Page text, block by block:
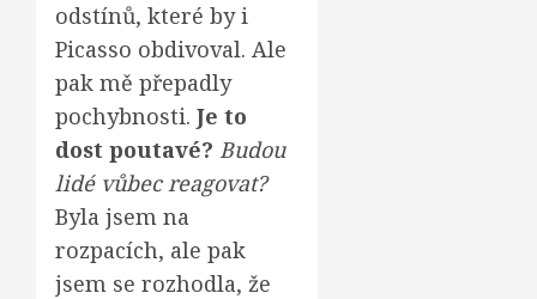
odstínů, které by i
Picasso obdivoval. Ale
pak mě přepadly
pochybnosti. Je to
dost poutavé? Budou
lidé vůbec reagovat?
Byla jsem na
rozpacích, ale pak
jsem se rozhodla, že